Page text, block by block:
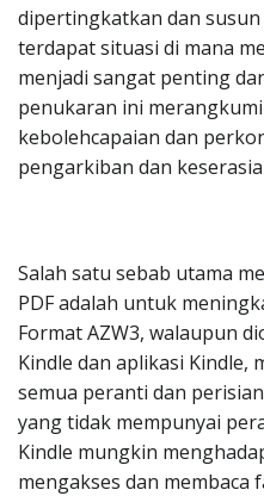
dipertingkatkan dan
terdapat situasi di mana
menjadi sangat penting
penukaran ini
kebolehcapaian dan
pengarkiban dan
Salah satu sebab utama
PDF adalah untuk
Format AZW3, walaupun
Kindle dan aplikasi Kindle,
semua peranti dan
yang tidak mempunyai
Kindle mungkin
mengakses dan membaca